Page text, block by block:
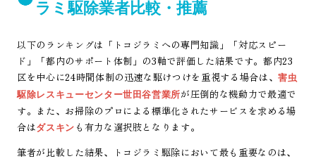
ラミ駆除業者比較・推薦
以下のランキングは「トコジラミへの専門知識」「対応スピー
ド」「都内のサポート体制」の3軸で評価した結果です。都内23
区を中心に24時間体制の迅速な駆けつけを重視する場合は、害虫
駆除レスキューセンター世田谷営業所が圧倒的な機動力で最適で
す。また、お掃除のプロによる標準化されたサービスを求める場
合はダスキン も有力な選択肢となります。
筆者が比較した結果、トコジラミ駆除において最も重要なのは、